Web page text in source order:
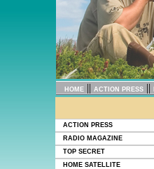
HOME || ACTION PRESS ||
ACTION PRESS
RADIO MAGAZINE
TOP SECRET
HOME SATELLITE